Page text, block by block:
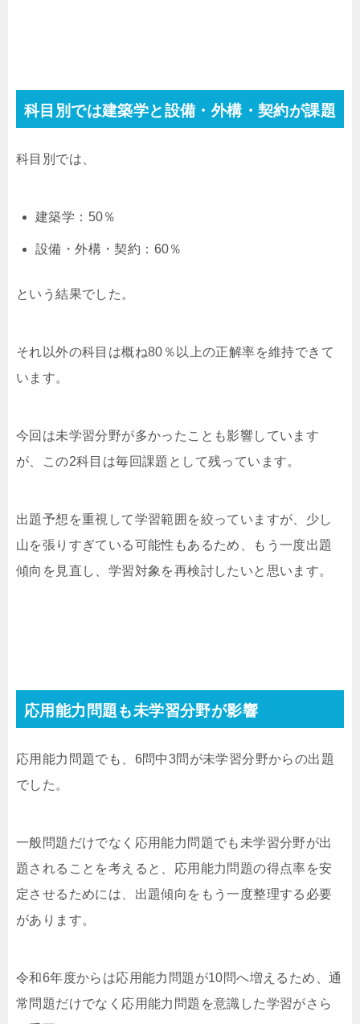
科目別では建築学と設備・外構・契約が課題
科目別では、
建築学：50％
設備・外構・契約：60％
という結果でした。
それ以外の科目は概ね80％以上の正解率を維持できて
います。
今回は未学習分野が多かったことも影響しています
が、この2科目は毎回課題として残っています。
出題予想を重視して学習範囲を絞っていますが、少し
山を張りすぎている可能性もあるため、もう一度出題
傾向を見直し、学習対象を再検討したいと思います。
応用能力問題も未学習分野が影響
応用能力問題でも、6問中3問が未学習分野からの出題
でした。
一般問題だけでなく応用能力問題でも未学習分野が出
題されることを考えると、応用能力問題の得点率を安
定させるためには、出題傾向をもう一度整理する必要
があります。
令和6年度からは応用能力問題が10問へ増えるため、通
常問題だけでなく応用能力問題を意識した学習がさら